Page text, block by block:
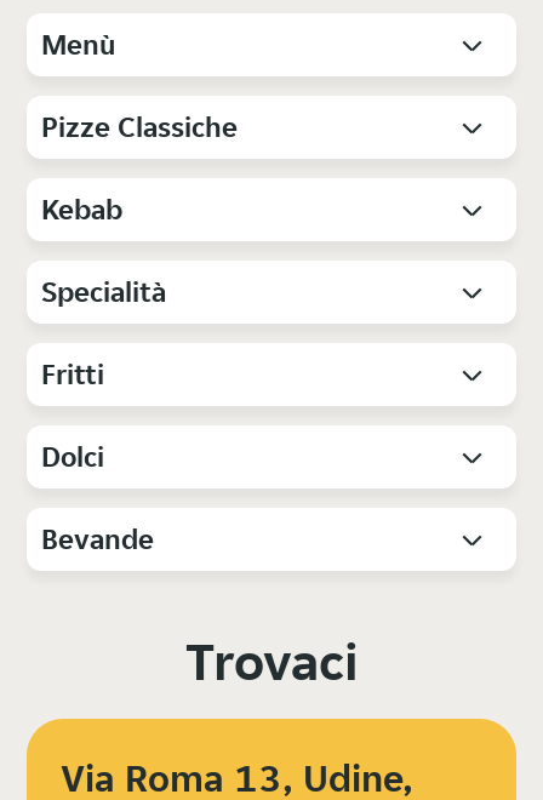
Menù
Pizze Classiche
Kebab
Specialità
Fritti
Dolci
Bevande
Trovaci
Via Roma 13, Udine,